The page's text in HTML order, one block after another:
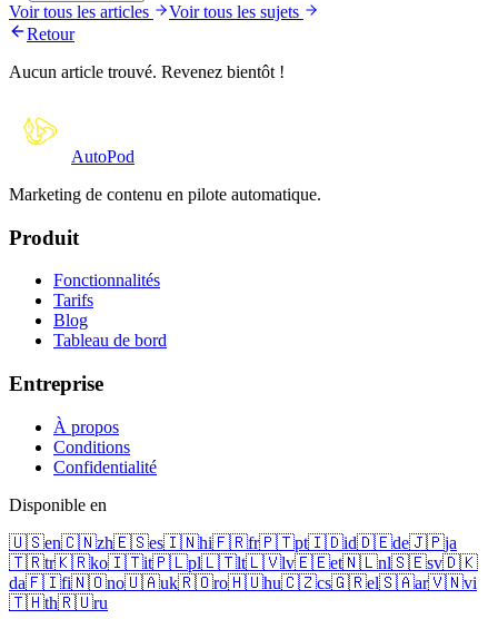
Voir tous les articles
Voir tous les sujets
Retour
Aucun article trouvé. Revenez bientôt !
AutoPod
Marketing de contenu en pilote automatique.
Produit
Fonctionnalités
Tarifs
Blog
Tableau de bord
Entreprise
À propos
Conditions
Confidentialité
Disponible en
🇺🇸en🇨🇳zh🇪🇸es🇮🇳hi🇫🇷fr🇵🇹pt🇮🇩id🇩🇪de🇯🇵ja
🇹🇷tr🇰🇷ko🇮🇹it🇵🇱pl🇱🇹lt🇱🇻lv🇪🇪et🇳🇱nl🇸🇪sv🇩🇰
da🇫🇮fi🇳🇴no🇺🇦uk🇷🇴ro🇭🇺hu🇨🇿cs🇬🇷el🇸🇦ar🇻🇳vi
🇹🇭th🇷🇺ru